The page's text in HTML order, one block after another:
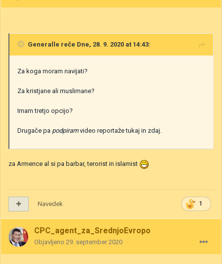
Generalle reče Dne, 28. 9. 2020 at 14:43:
Za koga moram navijati?
Za kristjane ali muslimane?
Imam tretjo opcijo?
Drugače pa podpiramvideo reportaže tukaj in zdaj.
za Armence al si pa barbar, terorist in islamist
1
Navedek
CPC_agent_za_SrednjoEvropo
Objavljeno 29. september 2020